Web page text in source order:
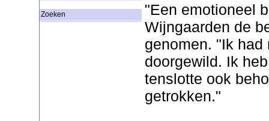
Zoeken
"Een emotioneel
Wijngaarden de
genomen. "Ik
doorgewild. Ik
tenslotte ook
getrokken."